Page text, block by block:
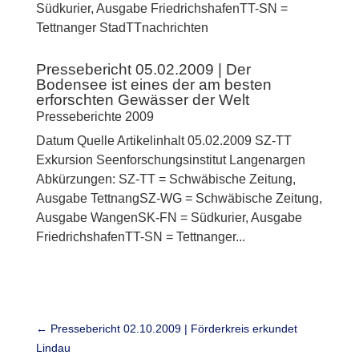
Südkurier, Ausgabe FriedrichshafenTT-SN =
Tettnanger StadTTnachrichten
Pressebericht 05.02.2009 | Der
Bodensee ist eines der am besten
erforschten Gewässer der Welt
Presseberichte 2009
Datum Quelle Artikelinhalt 05.02.2009 SZ-TT
Exkursion Seenforschungsinstitut Langenargen
Abkürzungen: SZ-TT = Schwäbische Zeitung,
Ausgabe TettnangSZ-WG = Schwäbische Zeitung,
Ausgabe WangenSK-FN = Südkurier, Ausgabe
FriedrichshafenTT-SN = Tettnanger...
← Pressebericht 02.10.2009 | Förderkreis erkundet
Lindau